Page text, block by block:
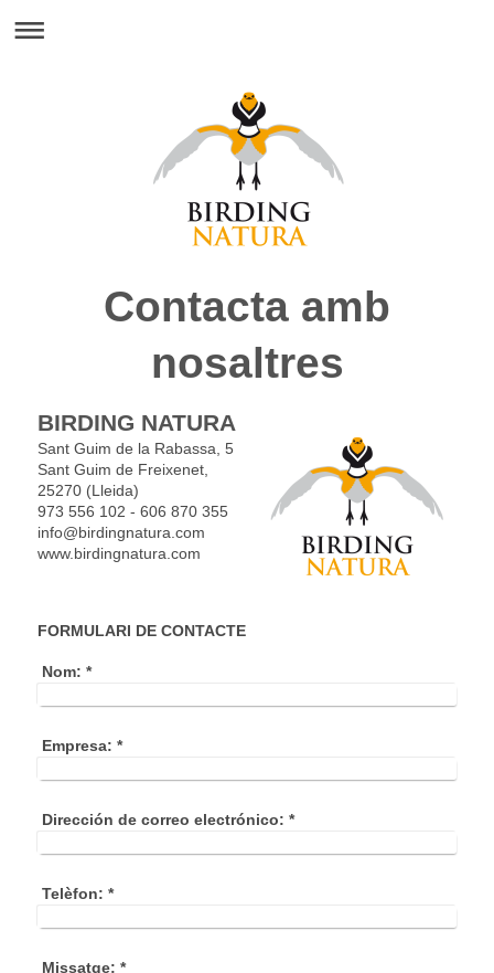
Contacta amb
nosaltres
BIRDING NATURA
Sant Guim de la Rabassa, 5
Sant Guim de Freixenet,
25270 (Lleida)
973 556 102 - 606 870 355
info@birdingnatura.com
www.birdingnatura.com
FORMULARI DE CONTACTE
Nom: *
Empresa: *
Dirección de correo electrónico: *
Telèfon: *
Missatge: *